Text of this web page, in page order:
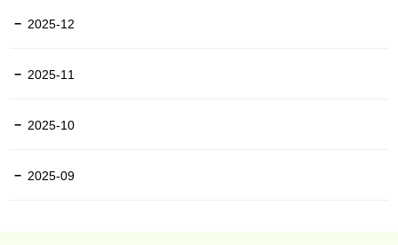
2025-12
2025-11
2025-10
2025-09